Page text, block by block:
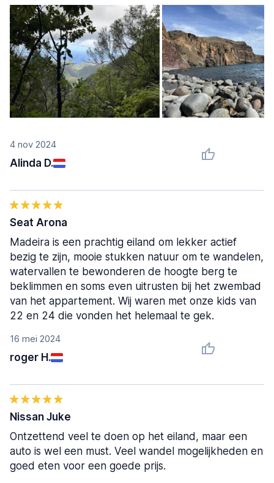
4 nov 2024
Alinda D.
16 mei 2024
roger H.
Seat Arona
Madeira is een prachtig eiland om lekker actief
bezig te zijn, mooie stukken natuur om te wandelen,
watervallen te bewonderen de hoogte berg te
beklimmen en soms even uitrusten bij het zwembad
van het appartement. Wij waren met onze kids van
22 en 24 die vonden het helemaal te gek.
Nissan Juke
Ontzettend veel te doen op het eiland, maar een
auto is wel een must. Veel wandel mogelijkheden en
goed eten voor een goede prijs.